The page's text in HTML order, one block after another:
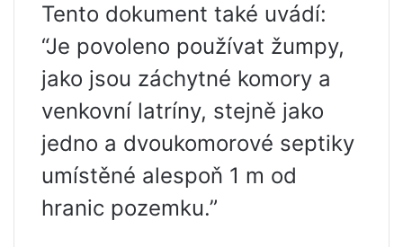
Tento dokument také uvádí:
“Je povoleno používat žumpy,
jako jsou záchytné komory a
venkovní latríny, stejně jako
jedno a dvoukomorové septiky
umístěné alespoň 1 m od
hranic pozemku.”